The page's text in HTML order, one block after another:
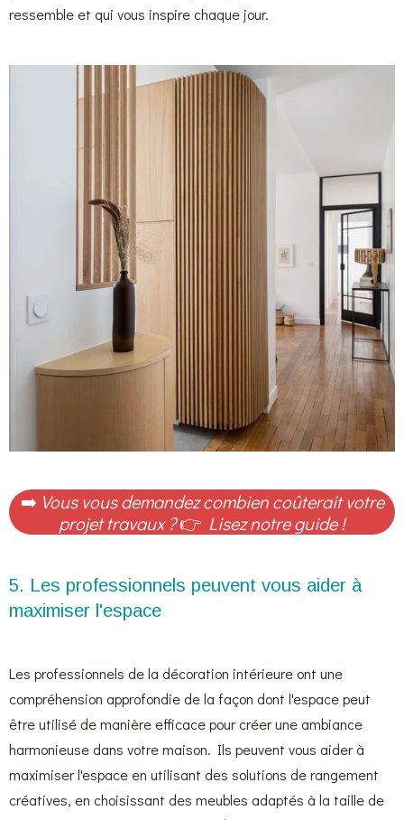
ressemble et qui vous inspire chaque jour.
➡️ Vous vous demandez combien coûterait votre
projet travaux ?👉 Lisez notre guide !
5. Les professionnels peuvent vous aider à
maximiser l'espace
Les professionnels de la décoration intérieure ont une
compréhension approfondie de la façon dont l'espace peut
être utilisé de manière efficace pour créer une ambiance
harmonieuse dans votre maison. Ils peuvent vous aider à
maximiser l'espace en utilisant des solutions de rangement
créatives, en choisissant des meubles adaptés à la taille de